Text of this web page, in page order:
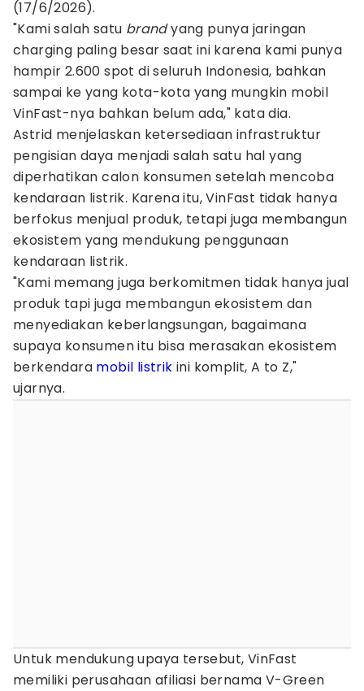
(17/6/2026).
"Kami salah satu brandyang punya jaringan
charging paling besar saat ini karena kami punya
hampir 2.600 spot di seluruh Indonesia, bahkan
sampai ke yang kota-kota yang mungkin mobil
VinFast-nya bahkan belum ada," kata dia.
Astrid menjelaskan ketersediaan infrastruktur
pengisian daya menjadi salah satu hal yang
diperhatikan calon konsumen setelah mencoba
kendaraan listrik. Karena itu, VinFast tidak hanya
berfokus menjual produk, tetapi juga membangun
ekosistem yang mendukung penggunaan
kendaraan listrik.
"Kami memang juga berkomitmen tidak hanya jual
produk tapi juga membangun ekosistem dan
menyediakan keberlangsungan, bagaimana
supaya konsumen itu bisa merasakan ekosistem
berkendara mobil listrik ini komplit, A to Z,"
ujarnya.
Untuk mendukung upaya tersebut, VinFast
memiliki perusahaan afiliasi bernama V-Green